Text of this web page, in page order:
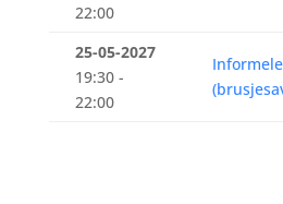
22:00
25-05-2027
19:30 -
22:00